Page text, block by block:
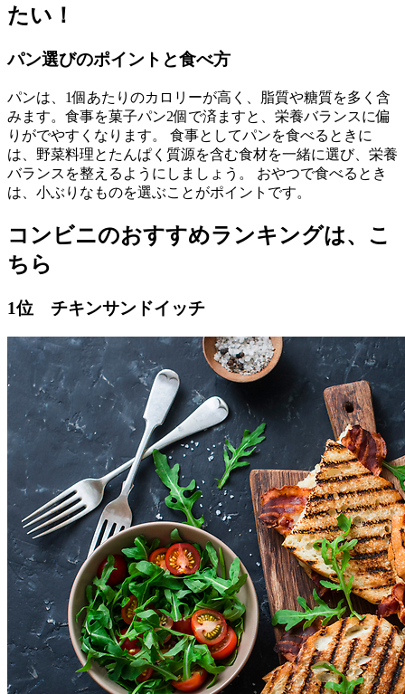
たい！
パン選びのポイントと食べ方
パンは、1個あたりのカロリーが高く、脂質や糖質を多く含
みます。食事を菓子パン2個で済ますと、栄養バランスに偏
りがでやすくなります。 食事としてパンを食べるときに
は、野菜料理とたんぱく質源を含む食材を一緒に選び、栄養
バランスを整えるようにしましょう。 おやつで食べるとき
は、小ぶりなものを選ぶことがポイントです。
コンビニのおすすめランキングは、こ
ちら
1位 チキンサンドイッチ